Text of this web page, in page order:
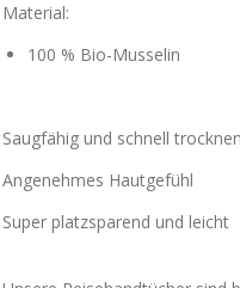
Material:
100 % Bio-Musselin
Saugfähig und schnell
Angenehmes Hautgefühl
Super platzsparend und leicht